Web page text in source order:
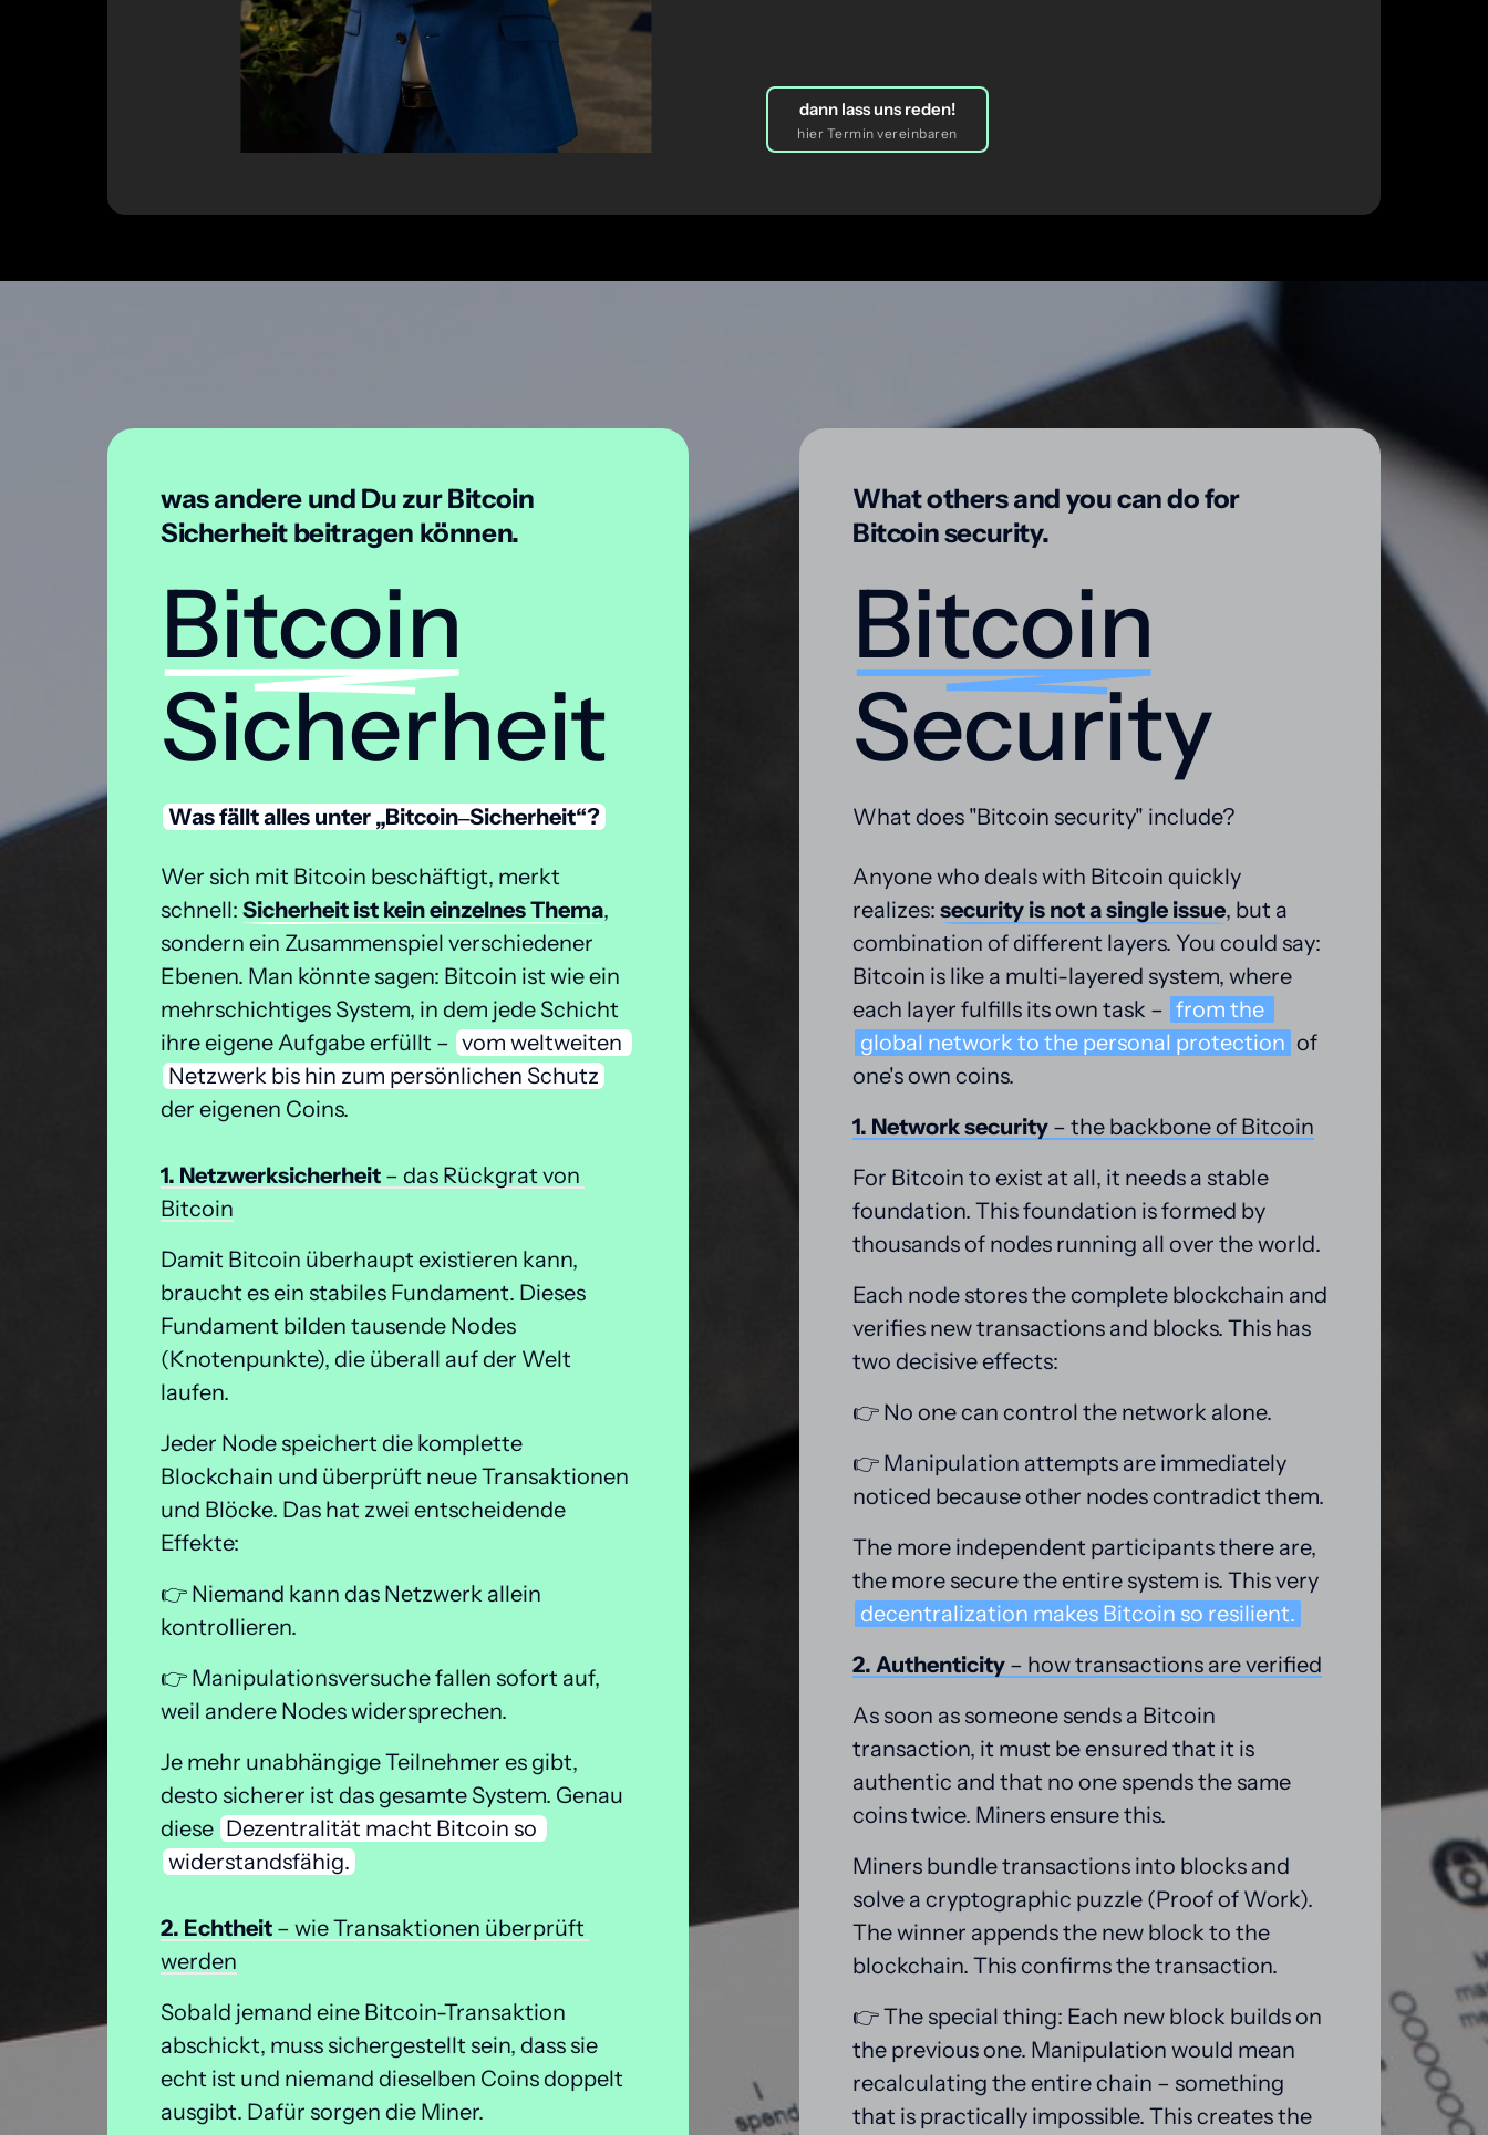
dann lass uns reden!
hier Termin vereinbaren
was andere und Du zur Bitcoin
Sicherheit beitragen können.
Bitcoin
Sicherheit
Was fällt alles unter „Bitcoin‒Sicherheit“?
Wer sich mit Bitcoin beschäftigt, merkt
schnell: Sicherheit ist kein einzelnes Thema,
sondern ein Zusammenspiel verschiedener
Ebenen. Man könnte sagen: Bitcoin ist wie ein
mehrschichtiges System, in dem jede Schicht
ihre eigene Aufgabe erfüllt – vom
Netzwerk bis hin zum persönlichen Schutz
der eigenen Coins.
1. Netzwerksicherheit – das Rückgrat
Bitcoin
Damit Bitcoin überhaupt existieren kann,
braucht es ein stabiles Fundament. Dieses
Fundament bilden tausende Nodes
(Knotenpunkte), die überall auf der Welt
laufen.
Jeder Node speichert die komplette
Blockchain und überprüft neue Transaktionen
und Blöcke. Das hat zwei entscheidende
Effekte:
👉 Niemand kann das Netzwerk allein
kontrollieren.
👉 Manipulationsversuche fallen sofort auf,
weil andere Nodes widersprechen.
Je mehr unabhängige Teilnehmer es gibt,
desto sicherer ist das gesamte System. Genau
diese Dezentralität macht Bitcoin
widerstandsfähig.
2. Echtheit – wie Transaktionen
werden
Sobald jemand eine Bitcoin-Transaktion
abschickt, muss sichergestellt sein, dass sie
echt ist und niemand dieselben Coins doppelt
ausgibt. Dafür sorgen die Miner.
What others and you can do for
Bitcoin security.
Bitcoin
Security
What does "Bitcoin security" include?
Anyone who deals with Bitcoin quickly
realizes: security is not a single issue, but a
combination of different layers. You could say:
Bitcoin is like a multi-layered system, where
each layer fulfills its own task – from
the
global network to the personal protection of
one's own coins.
1. Network security – the backbone of Bitcoin
For Bitcoin to exist at all, it needs a stable
foundation. This foundation is formed by
thousands of nodes running all over the world.
Each node stores the complete blockchain and
verifies new transactions and blocks. This has
two decisive effects:
👉 No one can control the network alone.
👉 Manipulation attempts are immediately
noticed because other nodes contradict them.
The more independent participants there are,
decentralization makes Bitcoin so resilient.
2. Authenticity – how transactions are verified
As soon as someone sends a Bitcoin
transaction, it must be ensured that it is
authentic and that no one spends the same
coins twice. Miners ensure this.
Miners bundle transactions into blocks and
solve a cryptographic puzzle (Proof of Work).
The winner appends the new block to the
blockchain. This confirms the transaction.
👉 The special thing: Each new block builds on
the previous one. Manipulation would mean
recalculating the entire chain – something
that is practically impossible. This creates the